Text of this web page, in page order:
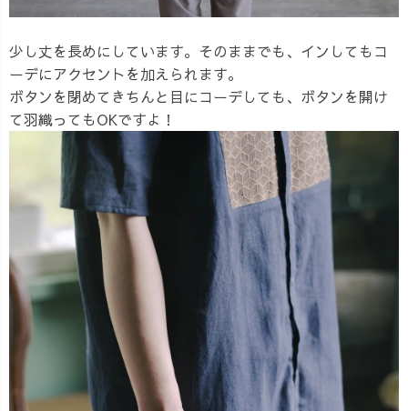
少し丈を長めにしています。そのままでも、インしてもコ
ーデにアクセントを加えられます。
ボタンを閉めてきちんと目にコーデしても、ボタンを開け
て羽織ってもOKですよ！